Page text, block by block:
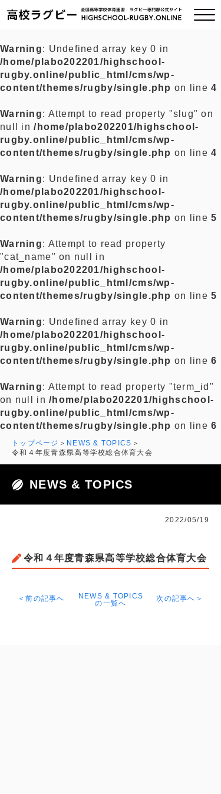
ご挨拶
全国チーム紹介
プライバシーポリシー
お問い合わせ
Warning: Undefined array key 0 in
/home/plabo202201/highschool-
rugby.online/public_html/cms/wp-
content/themes/rugby/single.php on line4
Warning: Attempt to read property "slug" on
null in/home/plabo202201/highschool-
rugby.online/public_html/cms/wp-
content/themes/rugby/single.php on line4
Warning: Undefined array key 0 in
/home/plabo202201/highschool-
rugby.online/public_html/cms/wp-
content/themes/rugby/single.php on line5
Warning: Attempt to read property
"cat_name" on null in
/home/plabo202201/highschool-
rugby.online/public_html/cms/wp-
content/themes/rugby/single.php on line5
Warning: Undefined array key 0 in
/home/plabo202201/highschool-
rugby.online/public_html/cms/wp-
content/themes/rugby/single.php on line6
Warning: Attempt to read property "term_id"
on null in/home/plabo202201/highschool-
rugby.online/public_html/cms/wp-
content/themes/rugby/single.php on line6
トップページ
NEWS & TOPICS
令和４年度青森県高等学校総合体育大会
NEWS & TOPICS
2022/05/19
令和４年度青森県高等学校総合体育大会
＜前の記事へ
NEWS & TOPICS
の一覧へ
次の記事へ＞